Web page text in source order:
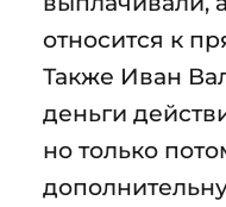
относится к
Также Иван
деньги
но только